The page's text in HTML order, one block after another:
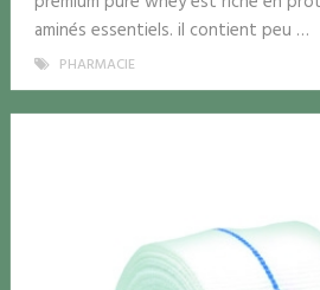
aminés essentiels. il contient peu …
PHARMACIE